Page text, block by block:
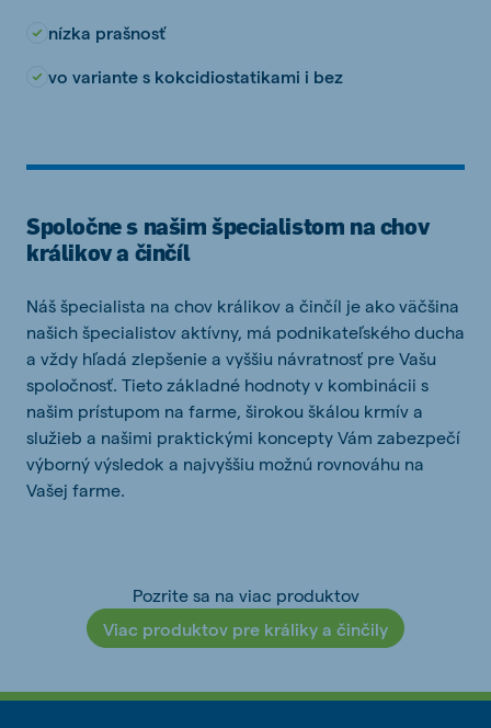
nízka prašnosť
vo variante s kokcidiostatikami i bez
Spoločne s našim špecialistom na chov
králikov a činčíl
Náš špecialista na chov králikov a činčíl je ako väčšina
našich špecialistov aktívny, má podnikateľského ducha
a vždy hľadá zlepšenie a vyššiu návratnosť pre Vašu
spoločnosť. Tieto základné hodnoty v kombinácii s
našim prístupom na farme, širokou škálou krmív a
služieb a našimi praktickými koncepty Vám zabezpečí
výborný výsledok a najvyššiu možnú rovnováhu na
Vašej farme.
Pozrite sa na viac produktov
Viac produktov pre králiky a činčily